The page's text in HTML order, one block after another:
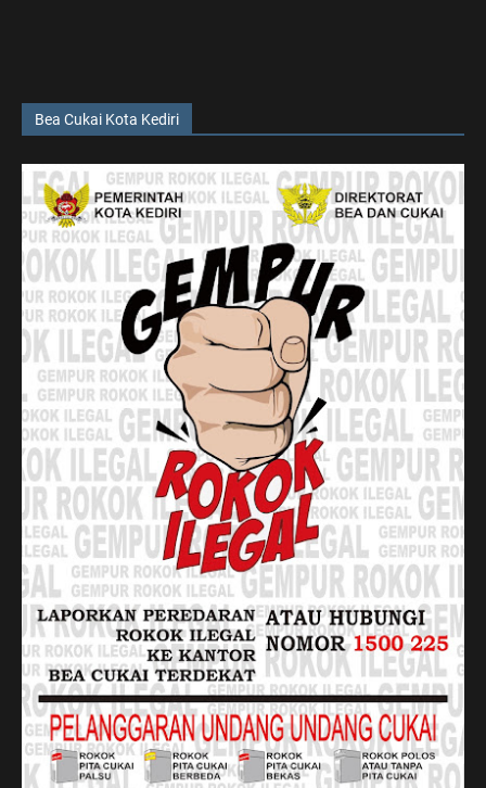
Bea Cukai Kota Kediri